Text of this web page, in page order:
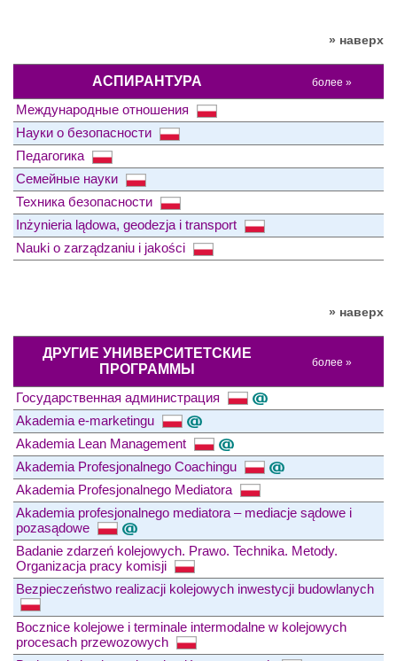
» наверх
АСПИРАНТУРА более »
Международные отношения
Науки о безопасности
Педагогика
Семейные науки
Техника безопасности
Inżynieria lądowa, geodezja i transport
Nauki o zarządzaniu i jakości
» наверх
ДРУГИЕ УНИВЕРСИТЕТСКИЕ
ПРОГРАММЫ
более »
Государственная администрация
Akademia e-marketingu
Akademia Lean Management
Akademia Profesjonalnego Coachingu
Akademia Profesjonalnego Mediatora
Akademia profesjonalnego mediatora – mediacje sądowe i
pozasądowe
Badanie zdarzeń kolejowych. Prawo. Technika. Metody.
Organizacja pracy komisji
Bezpieczeństwo realizacji kolejowych inwestycji budowlanych
Bocznice kolejowe i terminale intermodalne w kolejowych
procesach przewozowych